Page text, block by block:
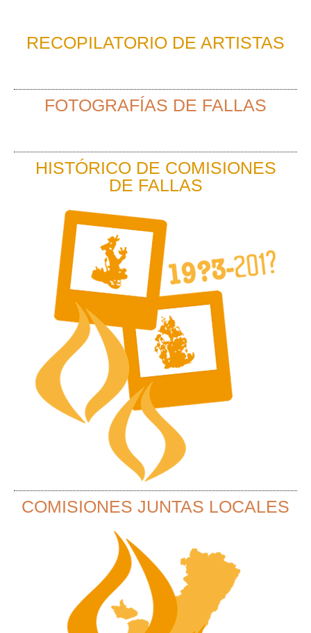
RECOPILATORIO DE ARTISTAS
FOTOGRAFÍAS DE FALLAS
HISTÓRICO DE COMISIONES
DE FALLAS
COMISIONES JUNTAS LOCALES